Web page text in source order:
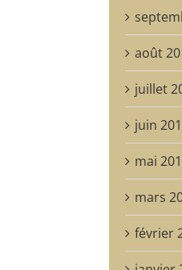
août
juillet
juin
mai
mars
février